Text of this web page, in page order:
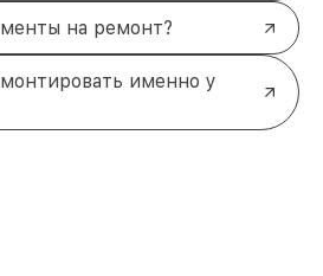
на ремонт?
именно у